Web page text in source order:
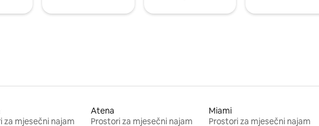
za mjesečni najam
Atena
Prostori za mjesečni najam
Miami
Prostori za mjesečni najam